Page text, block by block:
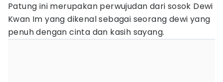
Patung ini merupakan perwujudan dari sosok Dewi
Kwan Im yang dikenal sebagai seorang dewi yang
penuh dengan cinta dan kasih sayang.